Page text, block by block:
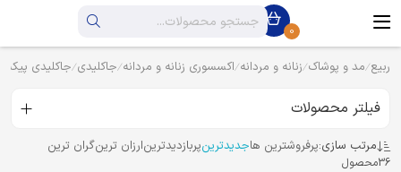
0
ربیع مد و پوشاک زنانه و مردانه اکسسوری زنانه و مردانه جاکلیدی جاکلیدی
فیلتر محصولات
مرتب سازی:پرفروشترین هاجدیدترینپربازدیدترینارزان ترینگران ترین
36محصول